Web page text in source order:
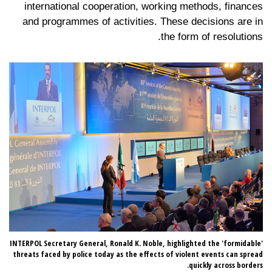
international cooperation, working methods, finances
and programmes of activities. These decisions are in
the form of resolutions.
INTERPOL Secretary General, Ronald K. Noble, highlighted the 'formidable'
threats faced by police today as the effects of violent events can spread
quickly across borders.